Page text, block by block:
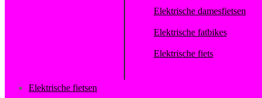
Elektrische damesfietsen
Elektrische fatbikes
Elektrische fiets
Elektrische fietsen